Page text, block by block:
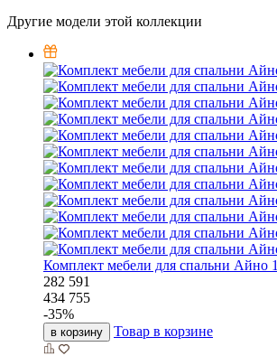
Другие модели этой коллекции
Комплект мебели для спальни Айно 1
282 591
434 755
-35%
в корзину Товар в корзине